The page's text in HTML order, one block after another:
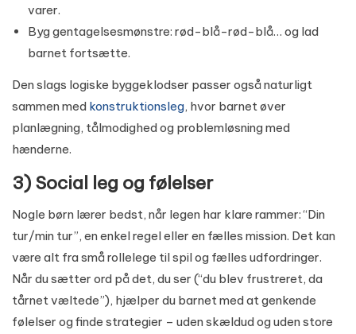
varer.
Byg gentagelsesmønstre: rød-blå-rød-blå… og lad
barnet fortsætte.
Den slags logiske byggeklodser passer også naturligt
sammen med konstruktionsleg, hvor barnet øver
planlægning, tålmodighed og problemløsning med
hænderne.
3) Social leg og følelser
Nogle børn lærer bedst, når legen har klare rammer: “Din
tur/min tur”, en enkel regel eller en fælles mission. Det kan
være alt fra små rollelege til spil og fælles udfordringer.
Når du sætter ord på det, du ser (“du blev frustreret, da
tårnet væltede”), hjælper du barnet med at genkende
følelser og finde strategier – uden skældud og uden store